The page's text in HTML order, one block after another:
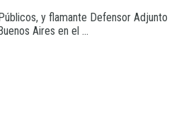
y flamante Defensor Adjunto
Aires en el ...